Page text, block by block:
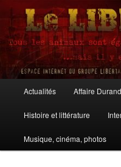
Aller
contenu
principal
Aller
contenu
secondaire
Le Libertaire
principal
Actualités Affaire Durand
Histoire et littérature
Musique, cinéma, photos